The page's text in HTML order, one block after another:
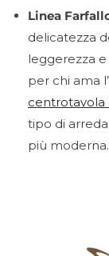
Linea
delicatezza
leggerezza
per chi ama
centrotavola
tipo di
più